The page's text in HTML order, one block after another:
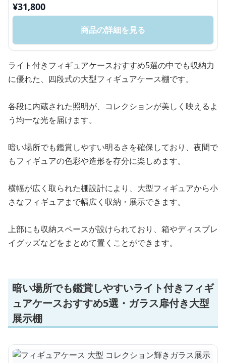
¥31,800
商品の詳細を見る
ライト付きフィギュアケースおすすめ5選の中でも収納力
に優れた、四段式の大型フィギュアケース棚です。
各段に内蔵された照明が、コレクションが美しく映えるよ
う均一な光を届けます。
暗い場所でも鑑賞しやすい明るさを確保しており、夜間で
もフィギュアの色彩や造形を存分に楽しめます。
横幅が広く取られた棚設計により、大型フィギュアから小
さなフィギュアまで幅広く収納・展示できます。
上部にも収納スペースが設けられており、箱やディスプレ
イグッズなどをまとめて置くことができます。
暗い場所でも鑑賞しやすいライト付きフィギ
ュアケースおすすめ5選・ガラス扉付き大型
展示棚